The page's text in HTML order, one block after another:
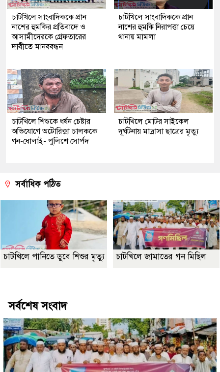
চাটখিলে সাংবাদিককে প্রান
নাশের হুমকির প্রতিবাদে ও
আসামীদেরকে গ্রেফতারের
দাবীতে মানববন্ধন
চাটখিলে সাংবাদিককে প্রান
নাশের হুমকি নিরাপত্তা চেয়ে
থানায় মামলা
চাটখিলে শিশুকে ধর্ষন চেষ্টার
অভিযোগে অটোরিক্সা চালককে
গন-ধোলাই- পুলিশে সোর্পদ
চাটখিলে মোটর সাইকেল
দূর্ঘটনায় মাদ্রাসা ছাত্রের মৃত্যু
সর্বাধিক পঠিত
চাটখিলে পানিতে ডুবে শিশুর মৃত্যু চাটখিলে জামাতের গন মিছিল
সর্বশেষ সংবাদ